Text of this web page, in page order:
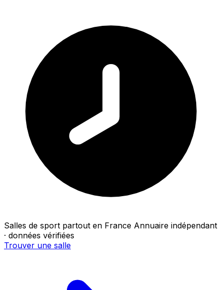
Salles de sport partout en France Annuaire indépendant
· données vérifiées
Trouver une salle